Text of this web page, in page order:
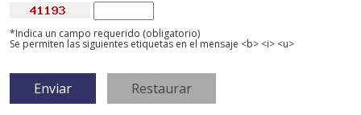
*Indica un campo requerido (obligatorio)
Se permiten las siguientes etiquetas en el mensaje <b> <i> <u>